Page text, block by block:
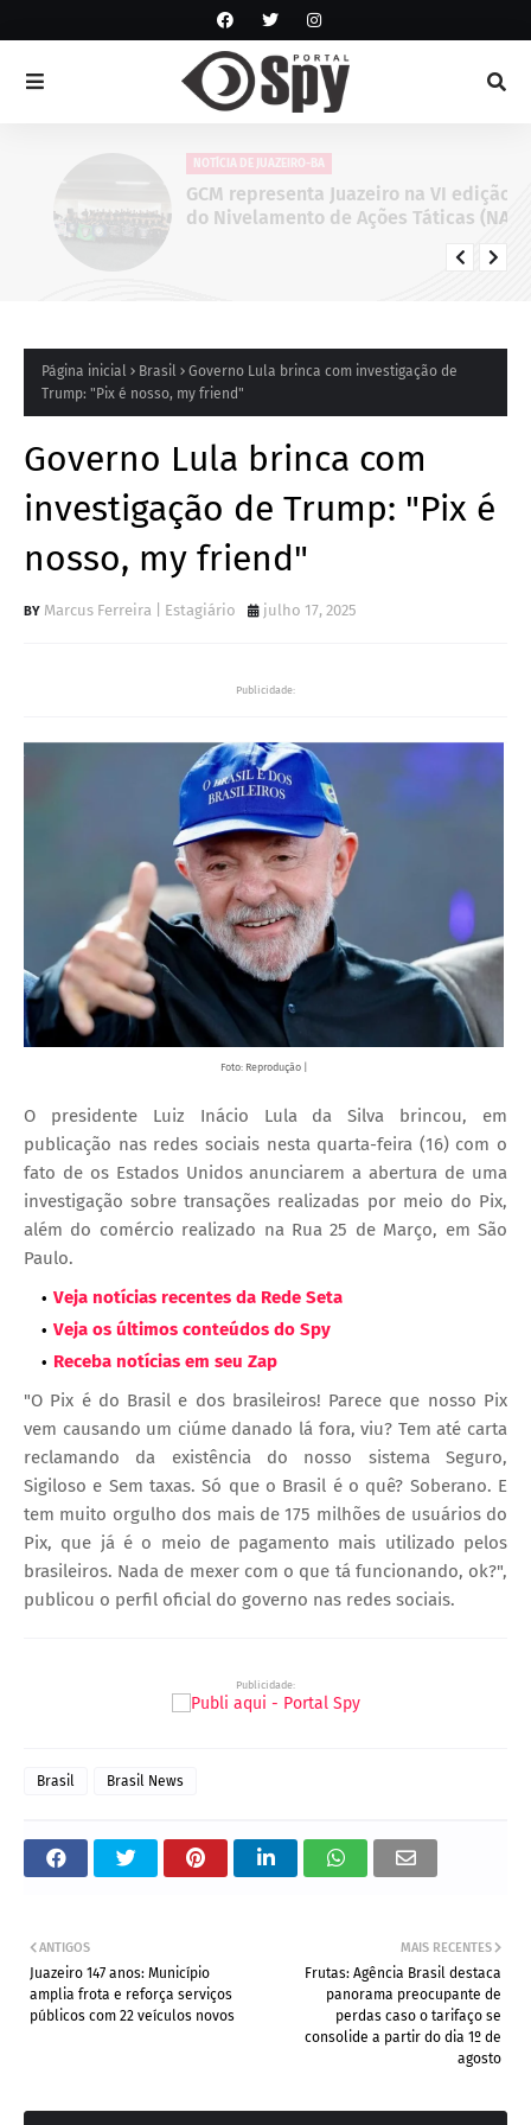
NOTÍCIA DE JUAZEIRO-BA
GCM representa Juazeiro na VI edição
do Nivelamento de Ações Táticas (NAT-
ROMU), em Cabo de Santo Agostinho
Página inicial Brasil
Governo Lula brinca com investigação de
Trump: "Pix é nosso, my friend"
Governo Lula brinca com
investigação de Trump: "Pix é
nosso, my friend"
Marcus Ferreira | Estagiário julho 17, 2025
Publicidade:
Foto: Reprodução |
O presidente Luiz Inácio Lula da Silva brincou, em
publicação nas redes sociais nesta quarta-feira (16) com o
fato de os Estados Unidos anunciarem a abertura de uma
investigação sobre transações realizadas por meio do Pix,
além do comércio realizado na Rua 25 de Março, em São
Paulo.
Veja notícias recentes da Rede Seta
Veja os últimos conteúdos do Spy
Receba notícias em seu Zap
"O Pix é do Brasil e dos brasileiros! Parece que nosso Pix
vem causando um ciúme danado lá fora, viu? Tem até carta
reclamando da existência do nosso sistema Seguro,
Sigiloso e Sem taxas. Só que o Brasil é o quê? Soberano. E
tem muito orgulho dos mais de 175 milhões de usuários do
Pix, que já é o meio de pagamento mais utilizado pelos
brasileiros. Nada de mexer com o que tá funcionando, ok?",
publicou o perfil oficial do governo nas redes sociais.
Publicidade:
Brasil Brasil News
MAIS RECENTES
Frutas: Agência Brasil destaca
panorama preocupante de
perdas caso o tarifaço se
consolide a partir do dia 1º de
agosto
ANTIGOS
Juazeiro 147 anos: Município
amplia frota e reforça serviços
públicos com 22 veículos novos